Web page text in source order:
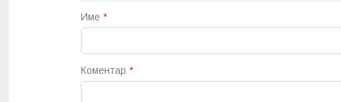
Име *
Коментар *